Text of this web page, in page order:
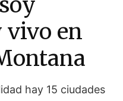
vivo en
hay 15 ciudades